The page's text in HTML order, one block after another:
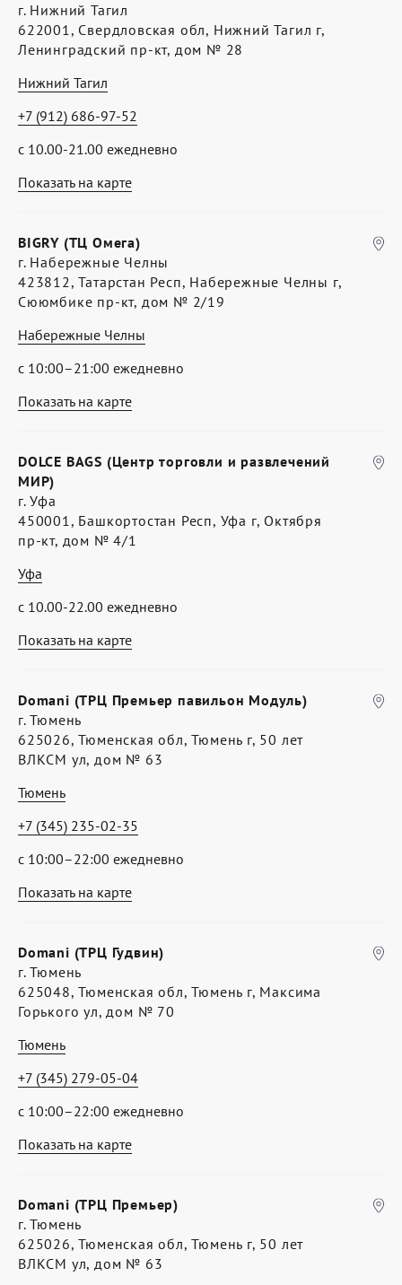
Показать на карте
г. Нижний Тагил
622001, Свердловская обл, Нижний Тагил г,
Ленинградский пр-кт, дом № 28
Нижний Тагил
с 10.00-21.00 ежедневно
+7 (912) 686-97-52
Показать на карте
BIGRY (ТЦ Омега)
г. Набережные Челны
423812, Татарстан Респ, Набережные Челны г,
Сююмбике пр-кт, дом № 2/19
Набережные Челны
с 10:00–21:00 ежедневно
Показать на карте
DOLCE BAGS (Центр торговли и развлечений
МИР)
г. Уфа
450001, Башкортостан Респ, Уфа г, Октября
пр-кт, дом № 4/1
Уфа
с 10.00-22.00 ежедневно
Показать на карте
Domani (ТРЦ Премьер павильон Модуль)
г. Тюмень
625026, Тюменская обл, Тюмень г, 50 лет
ВЛКСМ ул, дом № 63
Тюмень
с 10:00–22:00 ежедневно
+7 (345) 235-02-35
Показать на карте
Domani (ТРЦ Гудвин)
г. Тюмень
625048, Тюменская обл, Тюмень г, Максима
Горького ул, дом № 70
Тюмень
с 10:00–22:00 ежедневно
+7 (345) 279-05-04
Domani (ТРЦ Премьер)
г. Тюмень
625026, Тюменская обл, Тюмень г, 50 лет
ВЛКСМ ул, дом № 63